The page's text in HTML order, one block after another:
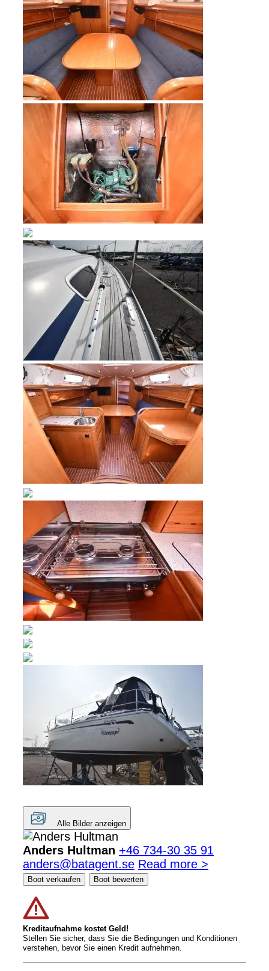
Alle Bilder anzeigen
Anders Hultman +46 734-30 35 91
anders@batagent.se Read more >
Boot verkaufen Boot bewerten
Kreditaufnahme kostet Geld!
Stellen Sie sicher, dass Sie die Bedingungen und Konditionen
verstehen, bevor Sie einen Kredit aufnehmen.